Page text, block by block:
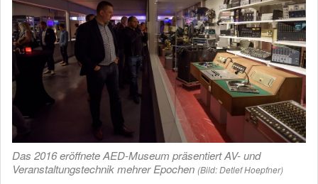
Das 2016 eröffnete AED-Museum präsentiert AV- und
Veranstaltungstechnik mehrer Epochen (Bild: Detlef Hoepfner)